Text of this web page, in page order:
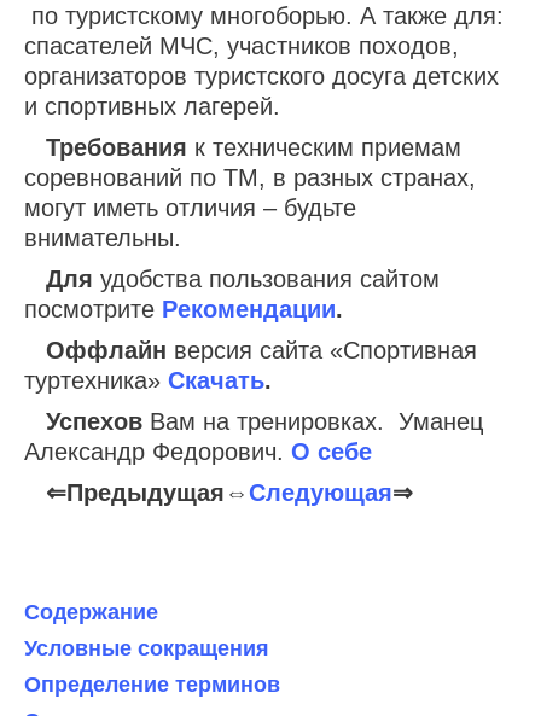
по туристскому многоборью. А также для:
спасателей МЧС, участников походов,
организаторов туристского досуга детских
и спортивных лагерей.
Требования к техническим приемам
соревнований по ТМ, в разных странах,
могут иметь отличия – будьте
внимательны.
Для удобства пользования сайтом
посмотрите Рекомендации.
Оффлайн версия сайта «Спортивная
туртехника» Скачать.
Успехов Вам на тренировках. Уманец
Александр Федорович. О себе
⇐Предыдущая⇔Следующая⇒
Содержание
Условные сокращения
Определение терминов